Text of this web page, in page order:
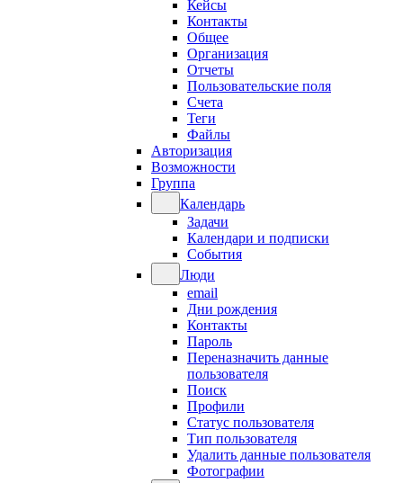
Кейсы
Контакты
Общее
Организация
Отчеты
Пользовательские поля
Счета
Теги
Файлы
Авторизация
Возможности
Группа
Календарь
Задачи
Календари и подписки
События
Люди
email
Дни рождения
Контакты
Пароль
Переназначить данные
пользователя
Поиск
Профили
Статус пользователя
Тип пользователя
Удалить данные пользователя
Фотографии